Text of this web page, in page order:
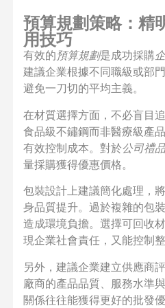
預算規劃策略：精
用技巧
有效的預算規劃是成功採購
建議企業根據不同職級或部
避免一刀切的平均主義。
在材質選擇方面，不必盲目
食品級不鏽鋼而非醫療級產
有效控制成本。對於公司禮
量採購獲得優惠價格。
包裝設計上建議簡化處理，
身品質提升。過於複雜的包
造成環境負擔。選擇可回收
現企業社會責任，又能控制整
另外，建議企業建立供應商
廠商的產品品質、服務水準
關係往往能獲得更好的批發